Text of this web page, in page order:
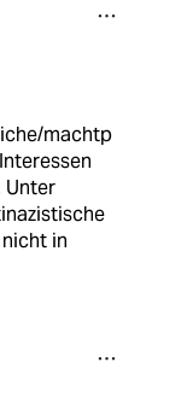
machtp
Unter
in